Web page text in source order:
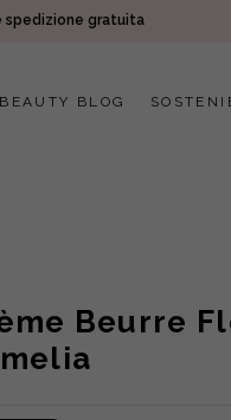
spedizione gratuita
BEAUTY BLOG
Beurre